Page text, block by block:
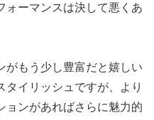
ォーマンスは決して悪くあ
がもう少し豊富だと嬉しい
タイリッシュですが、より
ョンがあればさらに魅力的